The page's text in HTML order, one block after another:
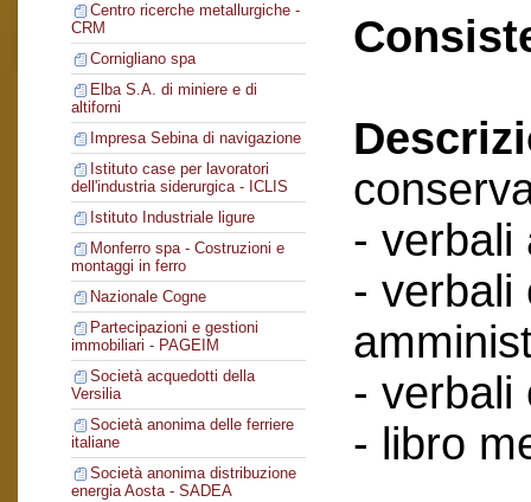
Centro ricerche metallurgiche -
CRM
Cornigliano spa
Elba S.A. di miniere e di
altiforni
Impresa Sebina di navigazione
Istituto case per lavoratori
dell'industria siderurgica - ICLIS
Istituto Industriale ligure
Monferro spa - Costruzioni e
montaggi in ferro
Nazionale Cogne
Partecipazioni e gestioni
immobiliari - PAGEIM
Società acquedotti della
Versilia
Società anonima delle ferriere
italiane
Società anonima distribuzione
energia Aosta - SADEA
- verbali
- verbali
- verbali
- libro